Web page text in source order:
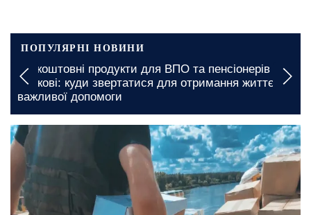
ПОПУЛЯРНІ НОВИНИ
Графіки відключення світла у Вінницькій області
на 6 серпня: українців попередили, де будуть
довготривалі обмеження
сьогодні, 22:00